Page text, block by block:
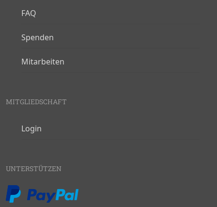
FAQ
Spenden
Mitarbeiten
MITGLIEDSCHAFT
Login
UNTERSTÜTZEN